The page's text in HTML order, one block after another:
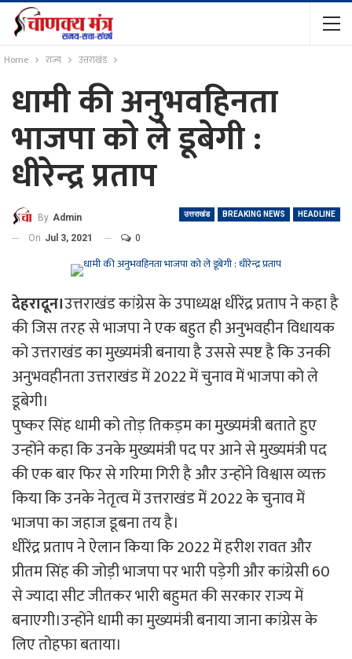
Home राज्य उत्तराखंड
धामी की अनुभवहिनता
भाजपा को ले डूबेगी :
धीरेन्द्र प्रताप
उत्तराखंड BREAKING NEWS HEADLINE
By Admin
On Jul 3, 2021 0
देहरादून।उत्तराखंड कांग्रेस के उपाध्यक्ष धीरेंद्र प्रताप ने कहा है
की जिस तरह से भाजपा ने एक बहुत ही अनुभवहीन विधायक
को उत्तराखंड का मुख्यमंत्री बनाया है उससे स्पष्ट है कि उनकी
अनुभवहीनता उत्तराखंड में 2022 में चुनाव में भाजपा को ले
डूबेगी।
पुष्कर सिंह धामी को तोड़ तिकड़म का मुख्यमंत्री बताते हुए
उन्होंने कहा कि उनके मुख्यमंत्री पद पर आने से मुख्यमंत्री पद
की एक बार फिर से गरिमा गिरी है और उन्होंने विश्वास व्यक्त
किया कि उनके नेतृत्व में उत्तराखंड में 2022 के चुनाव में
भाजपा का जहाज डूबना तय है।
धीरेंद्र प्रताप ने ऐलान किया कि 2022 में हरीश रावत और
प्रीतम सिंह की जोड़ी भाजपा पर भारी पड़ेगी और कांग्रेसी 60
से ज्यादा सीट जीतकर भारी बहुमत की सरकार राज्य में
बनाएगी।उन्होंने धामी का मुख्यमंत्री बनाया जाना कांग्रेस के
लिए तोहफा बताया।